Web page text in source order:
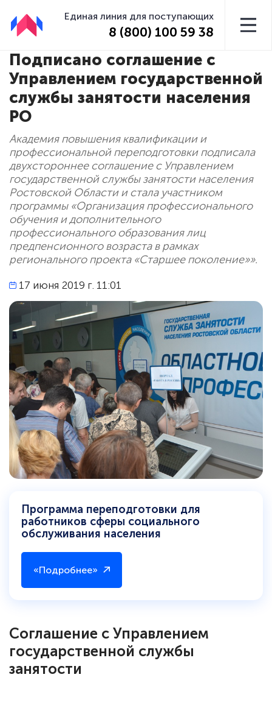
Единая линия для поступающих
8 (800) 100 59 38
Подписано соглашение с
Управлением государственной
службы занятости населения
РО
Академия повышения квалификации и
профессиональной переподготовки подписала
двухстороннее соглашение с Управлением
государственной службы занятости населения
Ростовской Области и стала участником
программы «Организация профессионального
обучения и дополнительного
профессионального образования лиц
предпенсионного возраста в рамках
регионального проекта «Старшее поколение»».
17 июня 2019 г. 11:01
Программа переподготовки для
работников сферы социального
обслуживания населения
«Подробнее»
Соглашение с Управлением
государственной службы
занятости